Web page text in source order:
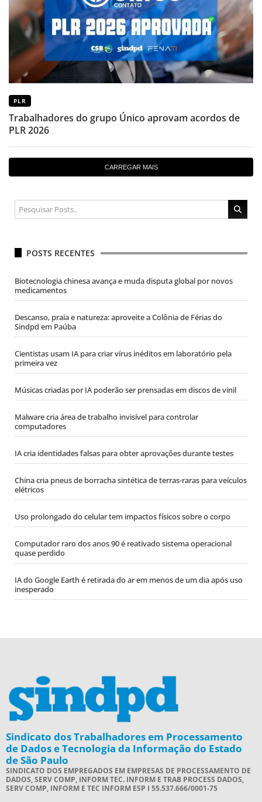
PLR
Trabalhadores do grupo Único aprovam acordos de
PLR 2026
CARREGAR MAIS
POSTS RECENTES
Biotecnologia chinesa avança e muda disputa global por novos
medicamentos
Descanso, praia e natureza: aproveite a Colônia de Férias do
Sindpd em Paúba
Cientistas usam IA para criar vírus inéditos em laboratório pela
primeira vez
Músicas criadas por IA poderão ser prensadas em discos de vinil
Malware cria área de trabalho invisível para controlar
computadores
IA cria identidades falsas para obter aprovações durante testes
China cria pneus de borracha sintética de terras-raras para veículos
elétricos
Uso prolongado do celular tem impactos físicos sobre o corpo
Computador raro dos anos 90 é reativado sistema operacional
quase perdido
IA do Google Earth é retirada do ar em menos de um dia após uso
inesperado
Sindicato dos Trabalhadores em Processamento
de Dados e Tecnologia da Informação do Estado
de São Paulo
SINDICATO DOS EMPREGADOS EM EMPRESAS DE PROCESSAMENTO DE
DADOS, SERV COMP, INFORM TEC. INFORM E TRAB PROCESS DADOS,
SERV COMP, INFORM E TEC INFORM ESP I 55.537.666/0001-75